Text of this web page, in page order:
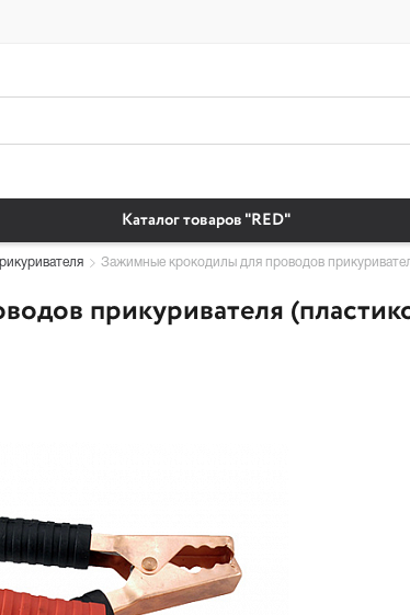
бытовая химия автомобильные масла магазин
Каталог товаров "RED"
Зажимные крокодилы для проводов
прикуривателя